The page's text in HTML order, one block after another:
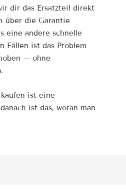
dir das Ersatzteil direkt
über die Garantie
eine andere schnelle
Fällen ist das Problem
– ohne
ist eine
ist das, woran man